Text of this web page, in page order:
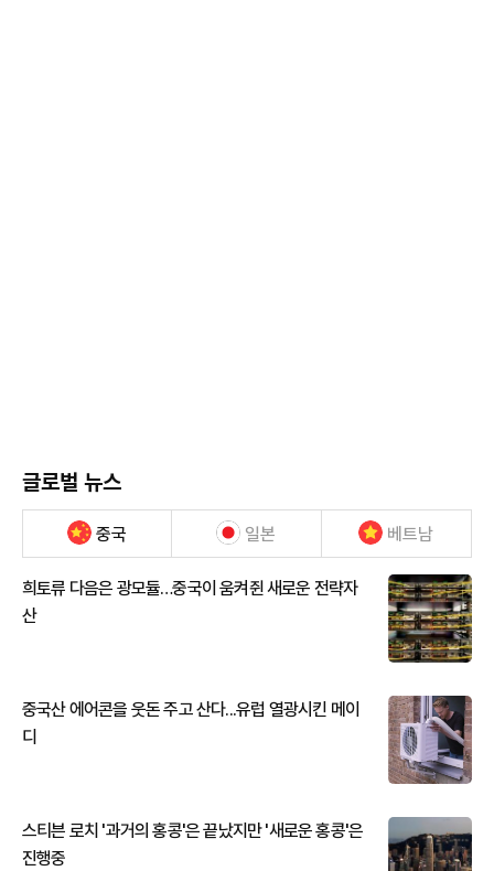
글로벌 뉴스
중국 일본 베트남
희토류 다음은 광모듈…중국이 움켜쥔 새로운 전략자
산
중국산 에어콘을 웃돈 주고 산다...유럽 열광시킨 메이
디
스티븐 로치 '과거의 홍콩'은 끝났지만 '새로운 홍콩'은
진행중